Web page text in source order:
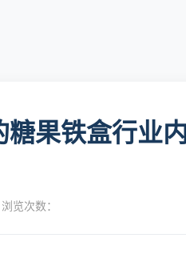
果铁盒行业
览次数：